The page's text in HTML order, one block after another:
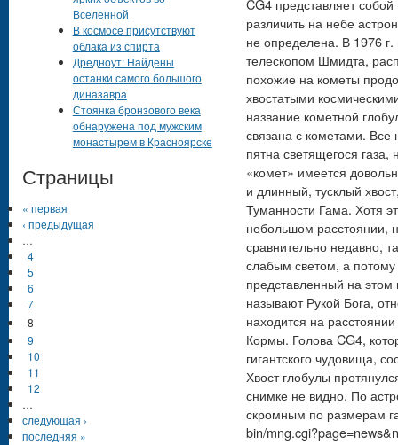
CG4 представляет
различить на небе
не определена. В 1976
телескопом Шмидта,
похожие на кометы
хвостатыми
название кометной
связана с кометами. Все
пятна светящегося
«комет» имеется
и длинный, тусклый
Туманности Гама. Хотя
небольшом расстоянии,
сравнительно недавно,
слабым светом, а
представленный на
называют Рукой Бога,
находится на
Кормы. Голова CG4,
гигантского чудовища,
Хвост глобулы
снимке не видно. По
скромным по размерам
bin/
Вселенной
В космосе присутствуют
облака из спирта
Дредноут: Найдены
останки самого большого
диназавра
Стоянка бронзового века
обнаружена под мужским
монастырем в Красноярске
Страницы
« первая
‹ предыдущая
…
4
5
6
7
8
9
10
11
12
…
следующая ›
последняя »